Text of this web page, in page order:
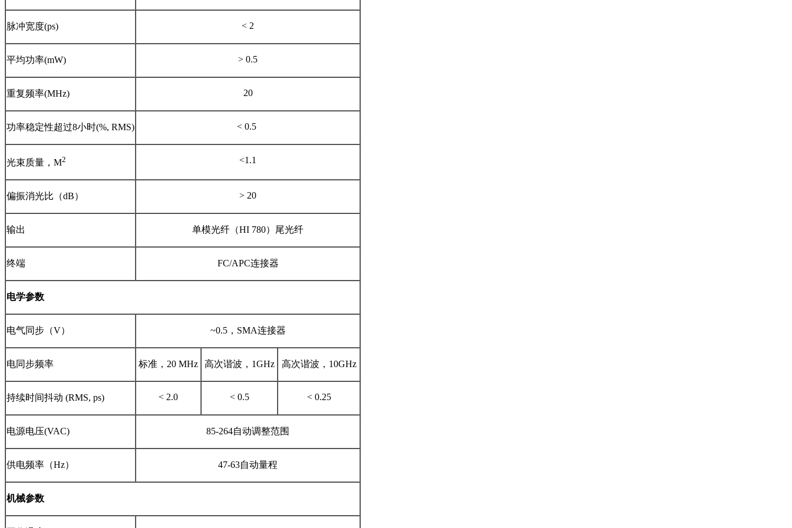
脉冲宽度(ps) < 2
平均功率(mW) > 0.5
重复频率(MHz) 20
功率稳定性超过8小时(%, RMS) < 0.5
光束质量，M2 <1.1
偏振消光比（dB） > 20
输出 单模光纤（HI 780）尾光纤
终端 FC/APC连接器
电学参数
电气同步（V） ~0.5，SMA连接器
电同步频率 标准，20 MHz 高次谐波，1GHz 高次谐波，10GHz
持续时间抖动 (RMS, ps) < 2.0 < 0.5 < 0.25
电源电压(VAC) 85-264自动调整范围
供电频率（Hz） 47-63自动量程
机械参数